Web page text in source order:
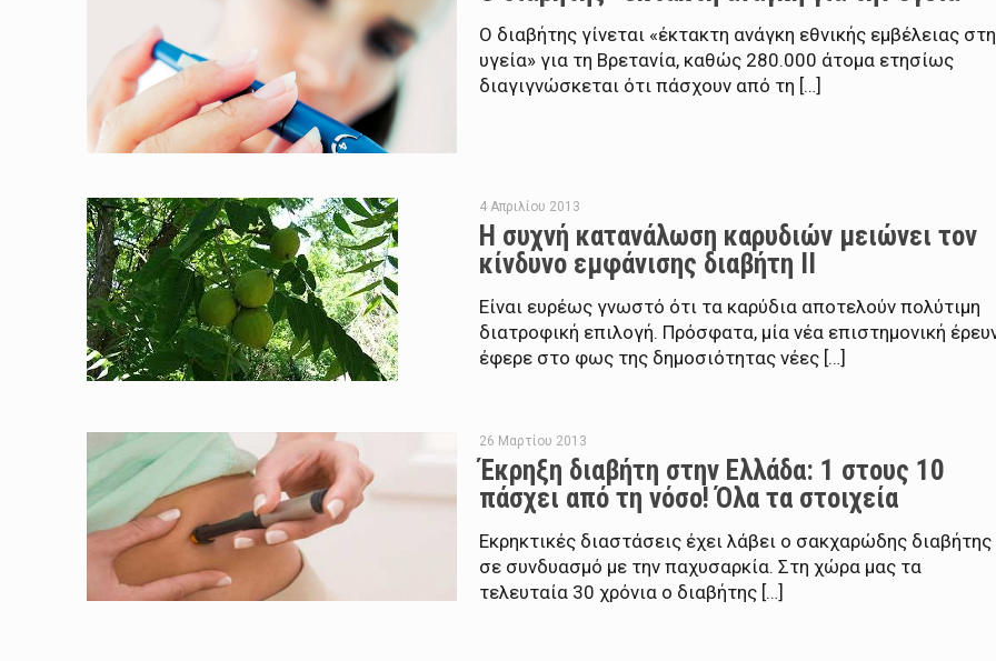
Ο διαβήτης γίνεται «έκτακτη ανάγκη εθνικής εμβέλειας
υγεία» για τη Βρετανία, καθώς 280.000 άτομα ετησίως
διαγιγνώσκεται ότι πάσχουν από τη […]
4 Απριλίου 2013
Η συχνή κατανάλωση καρυδιών μειώνει τον
κίνδυνο εμφάνισης διαβήτη ΙΙ
Είναι ευρέως γνωστό ότι τα καρύδια αποτελούν πολύτιμη
διατροφική επιλογή. Πρόσφατα, μία νέα επιστημονική
έφερε στο φως της δημοσιότητας νέες […]
26 Μαρτίου 2013
Έκρηξη διαβήτη στην Ελλάδα: 1 στους 10
πάσχει από τη νόσο! Όλα τα στοιχεία
Εκρηκτικές διαστάσεις έχει λάβει ο σακχαρώδης διαβήτης
σε συνδυασμό με την παχυσαρκία. Στη χώρα μας τα
τελευταία 30 χρόνια ο διαβήτης […]